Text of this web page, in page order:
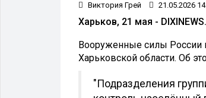
Виктория Грей 21.05.2026
Харьков, 21 мая - DIXINEWS.
Вооруженные силы России
Харьковской области. Об
"Подразделения